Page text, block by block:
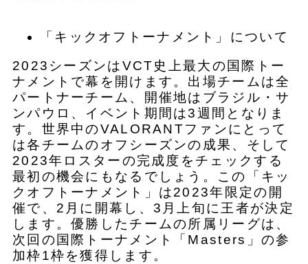
「キックオフトーナメント」について
2023シーズンはVCT史上最大の国際トー
ナメントで幕を開けます。出場チームは全
パートナーチーム、開催地はブラジル・サ
ンパウロ、イベント期間は3週間となりま
す。世界中のVALORANTファンにとって
は各チームのオフシーズンの成果、そして
2023年ロスターの完成度をチェックする
最初の機会にもなるでしょう。この「キッ
クオフトーナメント」は2023年限定の開
催で、2月に開幕し、3月上旬に王者が決定
します。優勝したチームの所属リーグは、
次回の国際トーナメント「Masters」の参
加枠1枠を獲得します。